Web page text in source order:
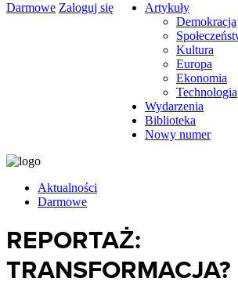
Darmowe Zaloguj się
Artykuły
Demokracja
Kultura
Europa
Ekonomia
Technologia
Wydarzenia
Biblioteka
Nowy numer
Aktualności
Darmowe
REPORTAŻ:
TRANSFORMACJA?